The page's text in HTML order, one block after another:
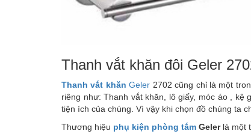
Thanh vắt khăn đôi Geler
Thanh vắt khăn Geler 2702 cũng chỉ là một
riêng như: Thanh vắt khăn, lô giấy, móc áo ,
tiện ích của chúng. Vì vậy khi chọn đồ chúng ta
Thương hiệu phụ kiện phòng tắm Gelerlà một